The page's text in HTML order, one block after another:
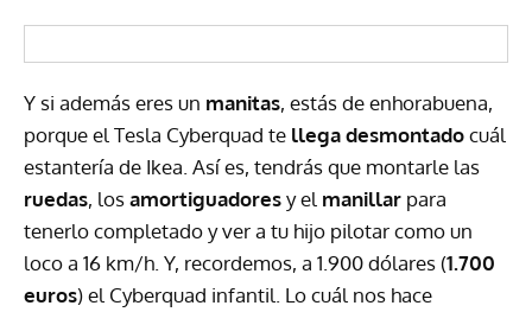
Y si además eres un manitas, estás de enhorabuena,
porque el Tesla Cyberquad te llega desmontadocuál
estantería de Ikea. Así es, tendrás que montarle las
ruedas, losamortiguadoresy el manillar para
tenerlo completado y ver a tu hijo pilotar como un
loco a 16 km/h. Y, recordemos, a 1.900 dólares (1.700
euros) el Cyberquad infantil. Lo cuál nos hace